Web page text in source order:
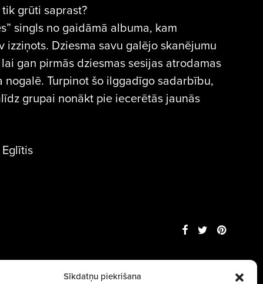
Sīkdatņu piekrišana
grūti saprast?
singls no gaidāmā albuma, kam
izziņots. Dziesma savu galējo skanējumu
gan pirmās dziesmas sesijas atrodamas
nogalē. Turpinot šo ilggadīgo sadarbību,
grupai nonākt pie iecerētās jaunās